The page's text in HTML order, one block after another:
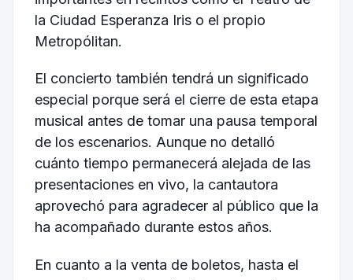
la Ciudad Esperanza Iriso el propio
Metropólitan.
El concierto también tendrá un significado
especial porque será el cierre de esta etapa
musical antes de tomar una pausa temporal
de los escenarios. Aunque no detalló
cuánto tiempo permanecerá alejada de las
presentaciones en vivo, la cantautora
aprovechó para agradecer al público que la
ha acompañado durante estos años.
En cuanto a la venta de boletos, hasta el